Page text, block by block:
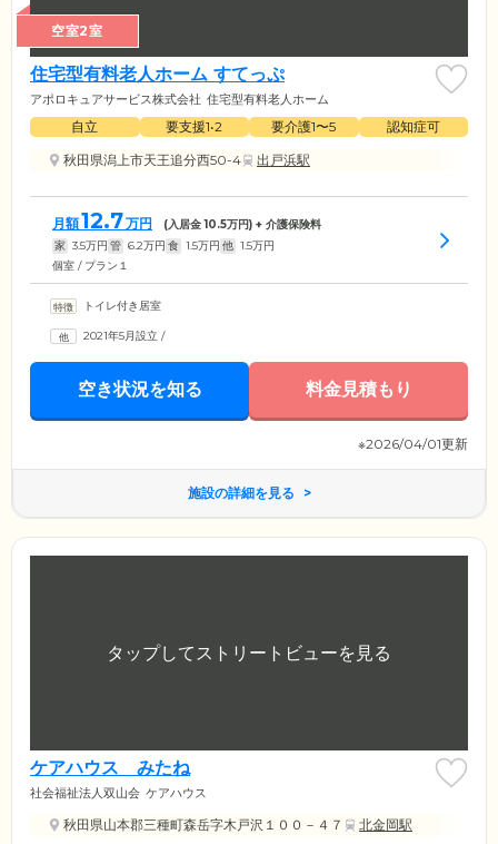
空室2室
住宅型有料老人ホーム すてっぷ
アポロキュアサービス株式会社 住宅型有料老人ホーム
自立 要支援1•2 要介護1〜5
認知症可
秋田県潟上市天王追分西50-4
出戸浜駅
月額12.7万円 (入居金10.5万円) + 介護保険料
家 3.5万円 管 6.2万円 食 1.5万円 他 1.5万円
個室 / プラン１
トイレ付き居室
2021年5月設立 /
空き状況を知る 料金見積もり
※2026/04/01更新
施設の詳細を見る
ケアハウス みたね
社会福祉法人双山会 ケアハウス
秋田県山本郡三種町森岳字木戸沢１００－４７ 北金岡駅